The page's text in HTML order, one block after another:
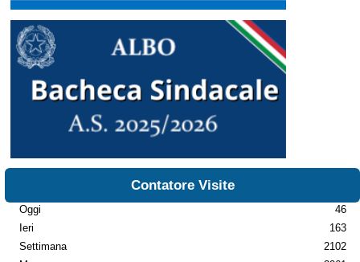
Contatore Visite
Oggi
46
Ieri
163
Settimana
2102